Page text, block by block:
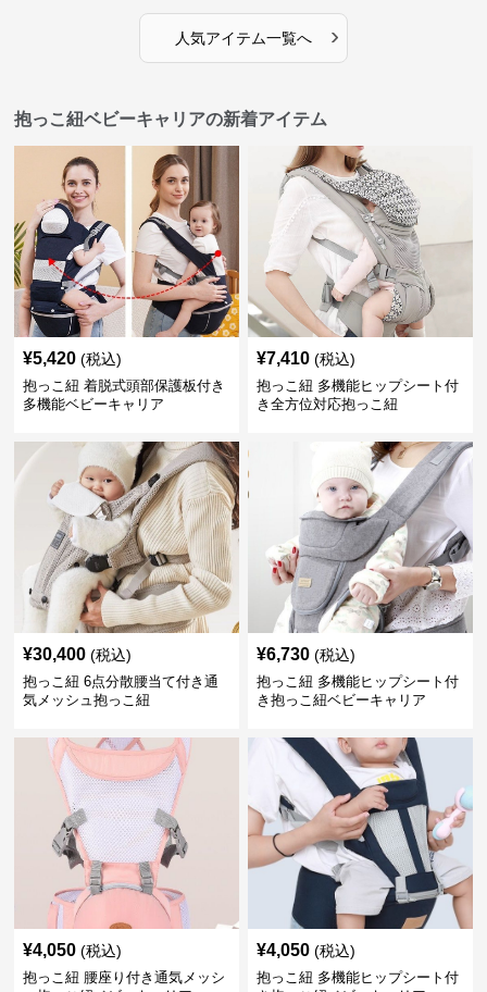
人気アイテム一覧へ ›
抱っこ紐ベビーキャリアの新着アイテム
¥5,420 (税込)
抱っこ紐 着脱式頭部保護板付き
多機能ベビーキャリア
¥7,410 (税込)
抱っこ紐 多機能ヒップシート付
き全方位対応抱っこ紐
¥30,400 (税込)
抱っこ紐 6点分散腰当て付き通
気メッシュ抱っこ紐
¥6,730 (税込)
抱っこ紐 多機能ヒップシート付
き抱っこ紐ベビーキャリア
¥4,050 (税込)
抱っこ紐 腰座り付き通気メッシ
¥4,050 (税込)
抱っこ紐 多機能ヒップシート付